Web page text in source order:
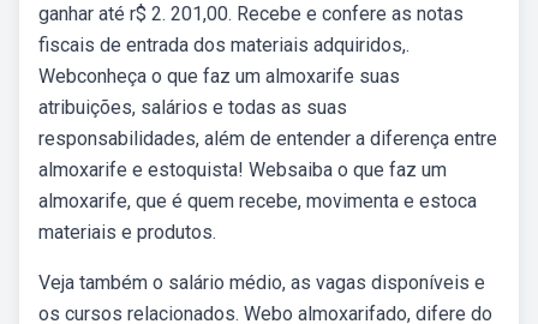
ganhar até r$ 2. 201,00. Recebe e confere as notas
fiscais de entrada dos materiais adquiridos,.
Webconheça o que faz um almoxarife suas
atribuições, salários e todas as suas
responsabilidades, além de entender a diferença entre
almoxarife e estoquista! Websaiba o que faz um
almoxarife, que é quem recebe, movimenta e estoca
materiais e produtos.
Veja também o salário médio, as vagas disponíveis e
os cursos relacionados. Webo almoxarifado, difere do